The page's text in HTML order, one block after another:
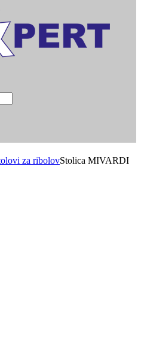
za ribolovStolica MIVARDI